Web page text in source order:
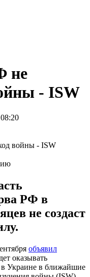
не
- ISW
РФ в
не создаст
объявил
оказывать
Украине в ближайшие